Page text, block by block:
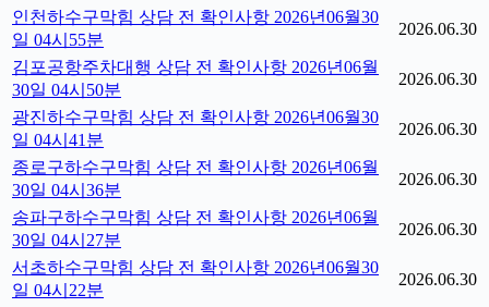
인천하수구막힘 상담 전 확인사항 2026년06월30
일 04시55분
2026.06.30
김포공항주차대행 상담 전 확인사항 2026년06월
30일 04시50분
2026.06.30
광진하수구막힘 상담 전 확인사항 2026년06월30
일 04시41분
2026.06.30
종로구하수구막힘 상담 전 확인사항 2026년06월
30일 04시36분
2026.06.30
송파구하수구막힘 상담 전 확인사항 2026년06월
30일 04시27분
2026.06.30
서초하수구막힘 상담 전 확인사항 2026년06월30
일 04시22분
2026.06.30